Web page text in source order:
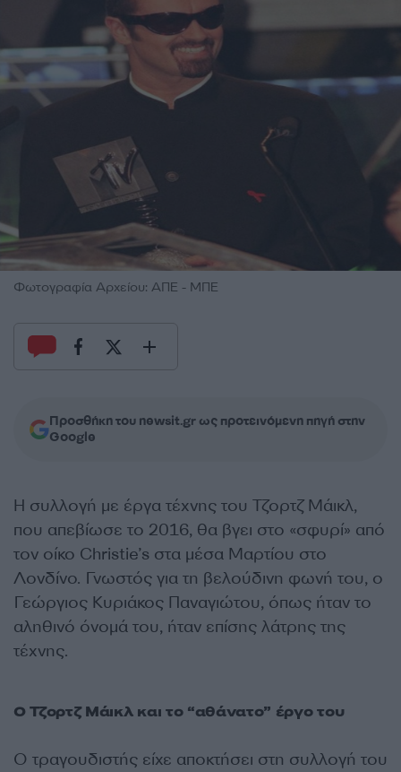
Φωτογραφία Αρχείου: ΑΠΕ - ΜΠΕ
Προσθήκη του newsit.gr ως προτεινόμενη πηγή στην
Google
Η συλλογή με έργα τέχνης του Τζορτζ Μάικλ,
που απεβίωσε το 2016, θα βγει στο «σφυρί» από
τον οίκο Christie’s στα μέσα Μαρτίου στο
Λονδίνο. Γνωστός για τη βελούδινη φωνή του, ο
Γεώργιος Κυριάκος Παναγιώτου, όπως ήταν το
αληθινό όνομά του, ήταν επίσης λάτρης της
τέχνης.
Ο Τζορτζ Μάικλ και το “αθάνατο” έργο του
Ο τραγουδιστής είχε αποκτήσει στη συλλογή του